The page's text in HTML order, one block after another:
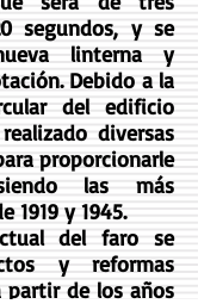
segundos, y se
linterna y
Debido a la
del edificio
diversas
proporcionarle
las más
1919 y 1945.
del faro se
y reformas
partir de los años